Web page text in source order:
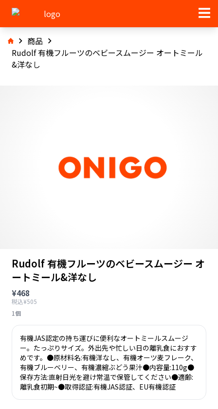
商品
Rudolf 有機フルーツのベビースムージー オートミール
&洋なし
Rudolf 有機フルーツのベビースムージー オ
ートミール&洋なし
¥468
税込¥505
1個
有機JAS認定の持ち運びに便利なオートミールスムージ
ー。たっぷりサイズ。外出先や忙しい日の離乳食におすす
めです。●原材料名:有機洋なし、有機オーツ麦フレーク、
有機ブルーベリー、有機濃縮ぶどう果汁●内容量:110g●
保存方法:直射日光を避け常温で保管してください●適齢:
離乳食初期~●取得認証:有機JAS認証、EU有機認証